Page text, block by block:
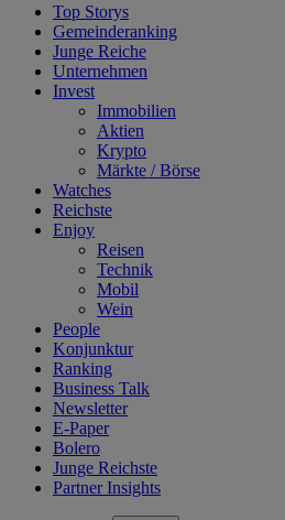
Top Storys
Gemeinderanking
Junge Reiche
Unternehmen
Invest
Immobilien
Aktien
Krypto
Märkte / Börse
Watches
Reichste
Enjoy
Reisen
Technik
Mobil
Wein
People
Konjunktur
Ranking
Business Talk
Newsletter
E-Paper
Bolero
Junge Reichste
Partner Insights